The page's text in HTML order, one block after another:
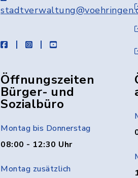
facebookinstagramyoutube
Öffnungszeiten
Bürger- und
Sozialbüro
Montag bis Donnerstag
08:00 - 12:30 Uhr
Montag zusätzlich